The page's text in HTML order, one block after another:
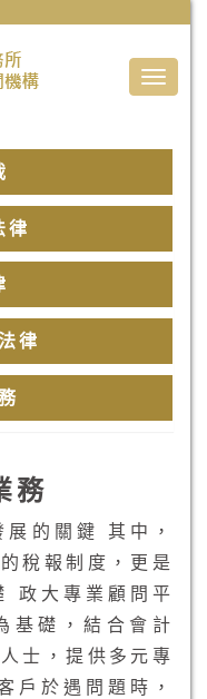
Toggle
律
律
務
的關鍵 其中，
稅報制度，更是
政大專業顧問平
基礎，結合會計
士，提供多元專
戶於遇問題時，